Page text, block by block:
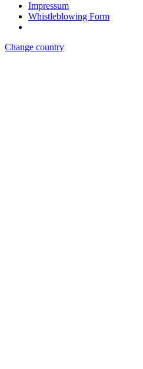
Impressum
Whistleblowing Form
Change country